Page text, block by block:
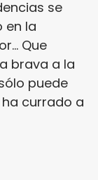
se
en la
Que
brava a la
puede
currado a